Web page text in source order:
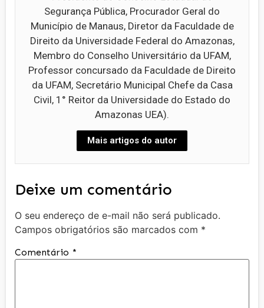
Segurança Pública, Procurador Geral do
Município de Manaus, Diretor da Faculdade de
Direito da Universidade Federal do Amazonas,
Membro do Conselho Universitário da UFAM,
Professor concursado da Faculdade de Direito
da UFAM, Secretário Municipal Chefe da Casa
Civil, 1° Reitor da Universidade do Estado do
Amazonas UEA).
Mais artigos do autor
Deixe um comentário
O seu endereço de e-mail não será publicado.
Campos obrigatórios são marcados com *
Comentário *